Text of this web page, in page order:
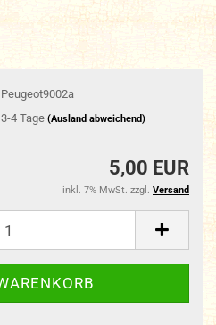
Peugeot9002a
3-4 Tage (Ausland abweichend)
5,00 EUR
inkl. 7% MwSt. zzgl. Versand